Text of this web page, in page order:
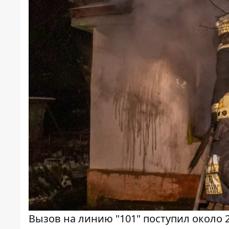
Вызов на линию "101" поступил около